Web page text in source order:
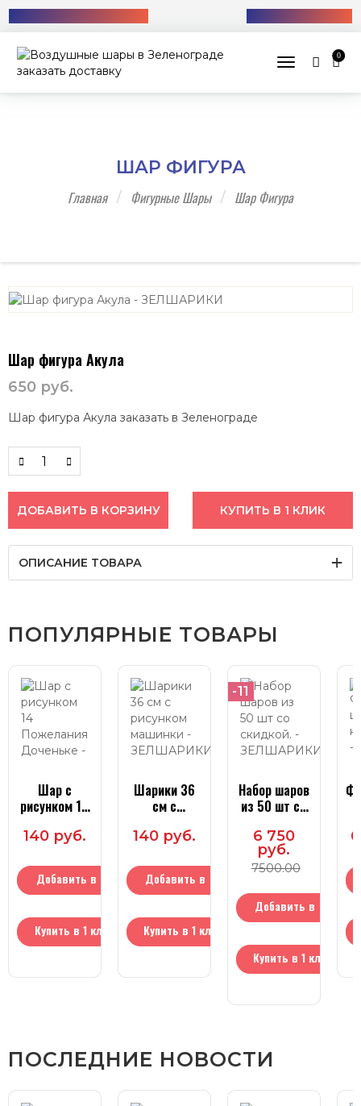
Toggle 0
ШАР ФИГУРА
Главная Фигурные Шары Шар Фигура
Шар фигура Акула
650 руб.
Шар фигура Акула заказать в Зеленограде
ДОБАВИТЬ В КОРЗИНУ КУПИТЬ В 1 КЛИК
ОПИСАНИЕ ТОВАРА
ПОПУЛЯРНЫЕ ТОВАРЫ
Шар с
рисунком 14
Доченьке
140 руб.
Добавить в
Купить в 1 клик
Шарики 36
см с
машинки
140 руб.
Добавить в
Купить в 1 клик
-11
Набор шаров
из 50 шт со
6 750
руб.
7500.00
Добавить в
Купить в 1 клик
ПОСЛЕДНИЕ НОВОСТИ